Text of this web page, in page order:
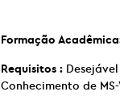
Formação
Requisitos :
Conhecimento de